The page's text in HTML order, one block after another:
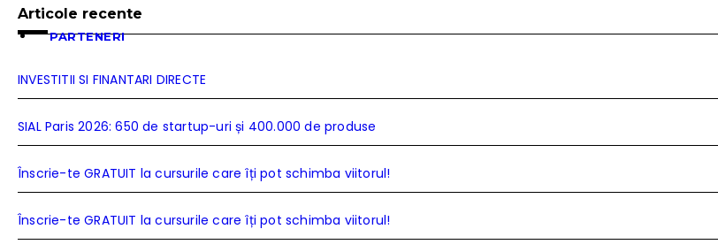
PARTENERI
Articole recente
INVESTITII SI FINANTARI DIRECTE
SIAL Paris 2026: 650 de startup-uri și 400.000 de produse
Înscrie-te GRATUIT la cursurile care îți pot schimba viitorul!
Înscrie-te GRATUIT la cursurile care îți pot schimba viitorul!